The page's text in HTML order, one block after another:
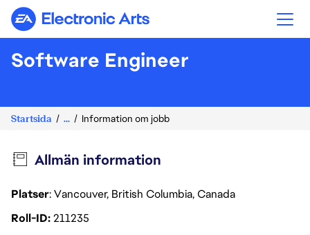
Electronic Arts
Software Engineer
Startsida ... Information om jobb
Allmän information
Platser: Vancouver, British Columbia, Canada
Roll-ID211235